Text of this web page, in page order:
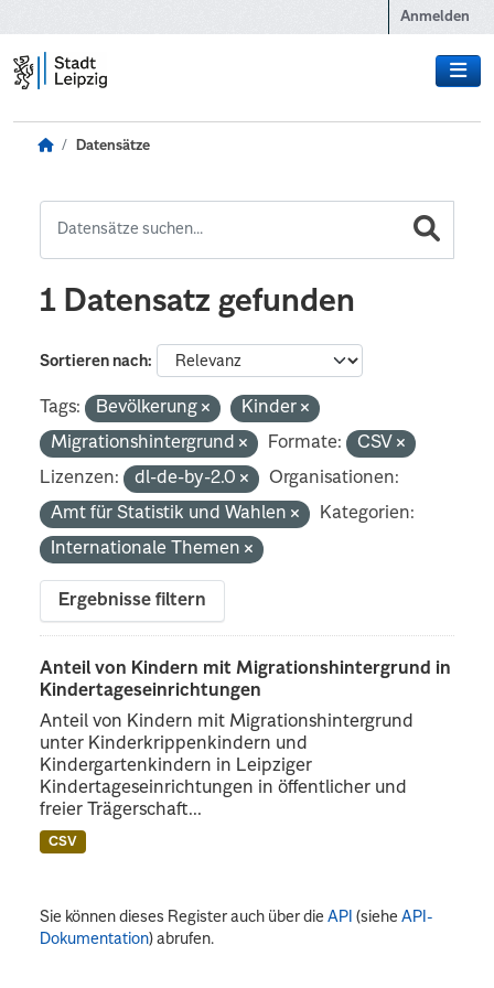
Anmelden
Datensätze
1 Datensatz gefunden
Sortieren nach
Tags: Bevölkerung
Kinder
Migrationshintergrund
Formate:
CSV
Lizenzen:
dl-de-by-2.0
Organisationen:
Amt für Statistik und Wahlen
Kategorien:
Internationale Themen
Ergebnisse filtern
Anteil von Kindern mit Migrationshintergrund in
Kindertageseinrichtungen
Anteil von Kindern mit Migrationshintergrund
unter Kinderkrippenkindern und
Kindergartenkindern in Leipziger
Kindertageseinrichtungen in öffentlicher und
freier Trägerschaft...
CSV
Sie können dieses Register auch über dieAPI (sieheAPI-
Dokumentation) abrufen.